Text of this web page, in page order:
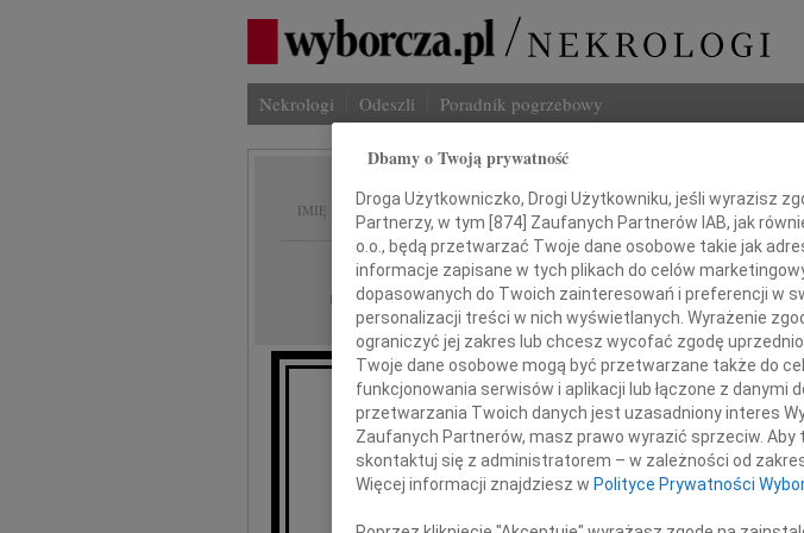
Nekrologi Odeszli Poradnik pogrzebowy
IMIĘ I NAZWISKO: Władysław Kurzępa
REGION: Radom
DATA EMISJI: 13.11.2020
Odszedł
Władysław Kurzępa
Dbamy o Twoją prywatność
Droga Użytkowniczko, Drogi Użytkowniku, jeśli wyrazisz
Partnerzy, w tym [874] Zaufanych Partnerów IAB, jak
o.o., będą przetwarzać Twoje dane osobowe takie jak
informacje zapisane w tych plikach do celów
dopasowanych do Twoich zainteresowań i preferencji w
personalizacji treści w nich wyświetlanych. Wyrażenie
ograniczyć jej zakres lub chcesz wycofać zgodę
Twoje dane osobowe mogą być przetwarzane także do
funkcjonowania serwisów i aplikacji lub łączone z danymi
przetwarzania Twoich danych jest uzasadniony interes
Zaufanych Partnerów, masz prawo wyrazić sprzeciw.
skontaktuj się z administratorem – w zależności od
Więcej informacji znajdziesz w Polityce Prywatności